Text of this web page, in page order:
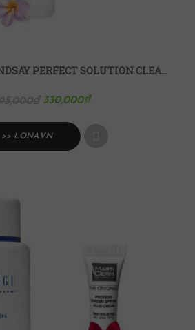
SỮA RỬA MẶT LINDSAY PERFECT SOLUTION CLEANSING FOAM 125ML
330,000₫
>> LONA.VN